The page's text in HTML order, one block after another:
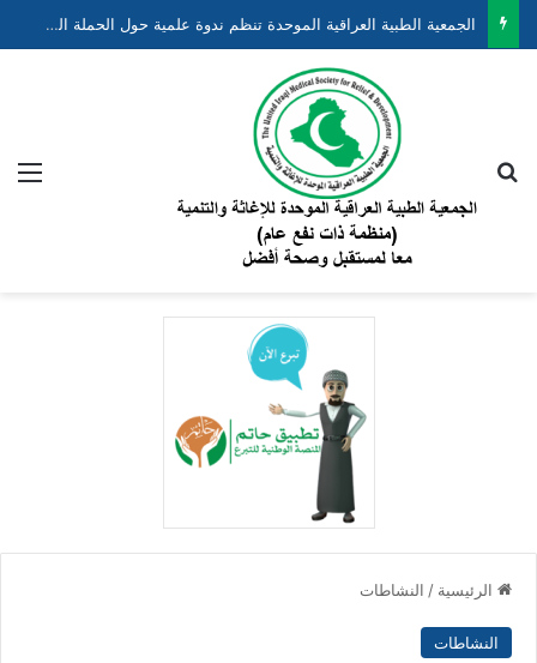
الجمعية الطبية العراقية الموحدة تنظم ندوة علمية حول الحملة الوطنية لتقليل وفيات الأطفال حديثي الولادة والخدج ضمن مشروع “نبضهم أملنا”
الرئيسية / النشاطات
النشاطات